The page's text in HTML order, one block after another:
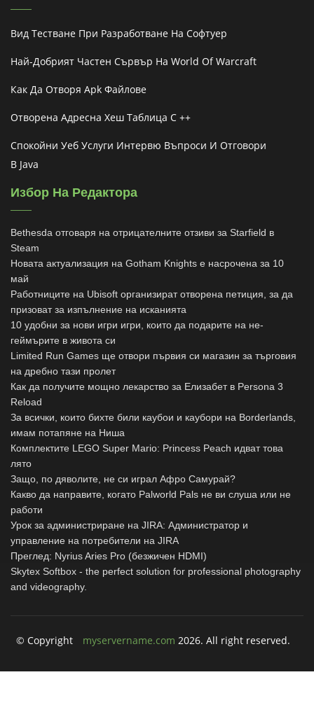
Вид Тестване При Разработване На Софтуер
Най-Добрият Частен Сървър На World Of Warcraft
Как Да Отворя Apk Файлове
Отворена Адресна Хеш Таблица C ++
Спокойни Уеб Услуги Интервю Въпроси И Отговори
В Java
Избор На Редактора
Bethesda отговаря на отрицателните отзиви за Starfield в
Steam
Новата актуализация на Gotham Knights е насрочена за 10
май
Работниците на Ubisoft организират отворена петиция, за да
призоват за изпълнение на исканията
10 удобни за нови игри игри, които да подарите на не-
геймърите в живота си
Limited Run Games ще отвори първия си магазин за търговия
на дребно тази пролет
Как да получите мощно лекарство за Елизабет в Persona 3
Reload
За всички, които бихте били каубои и каубори на Borderlands,
имам потапяне на Ниша
Комплектите LEGO Super Mario: Princess Peach идват това
лято
Защо, по дяволите, не си играл Афро Самурай?
Какво да направите, когато Palworld Pals не ви слуша или не
работи
Урок за администриране на JIRA: Администратор и
управление на потребители на JIRA
Преглед: Nyrius Aries Pro (безжичен HDMI)
Skytex Softbox - the perfect solution for professional photography
and videography.
© Copyright myservername.com 2026. All right reserved.